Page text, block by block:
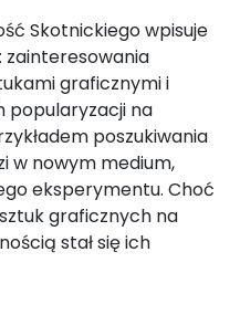
Skotnickiego wpisuje
zainteresowania
graficznymi i
popularyzacji na
poszukiwania
w nowym medium,
eksperymentu. Choć
graficznych na
stał się ich